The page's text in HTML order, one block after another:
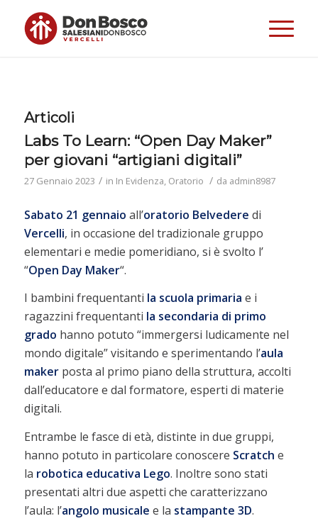
Articoli
Labs To Learn: “Open Day Maker”
per giovani “artigiani digitali”
27 Gennaio 2023 / in In Evidenza, Oratorio / da admin8987
Sabato 21 gennaio all’oratorio Belvedere di
Vercelli, in occasione del tradizionale gruppo
elementari e medie pomeridiano, si è svolto l’
“Open Day Maker“.
I bambini frequentanti la scuola primaria e i
ragazzini frequentanti la secondaria di primo
grado hanno potuto “immergersi ludicamente nel
mondo digitale” visitando e sperimentando l’aula
makerposta al primo piano della struttura, accolti
dall’educatore e dal formatore, esperti di materie
digitali.
Entrambe le fasce di età, distinte in due gruppi,
hanno potuto in particolare conoscere Scratch e
la robotica educativa Lego. Inoltre sono stati
presentati altri due aspetti che caratterizzano
l’aula: l’angolo musicale e la stampante 3D.